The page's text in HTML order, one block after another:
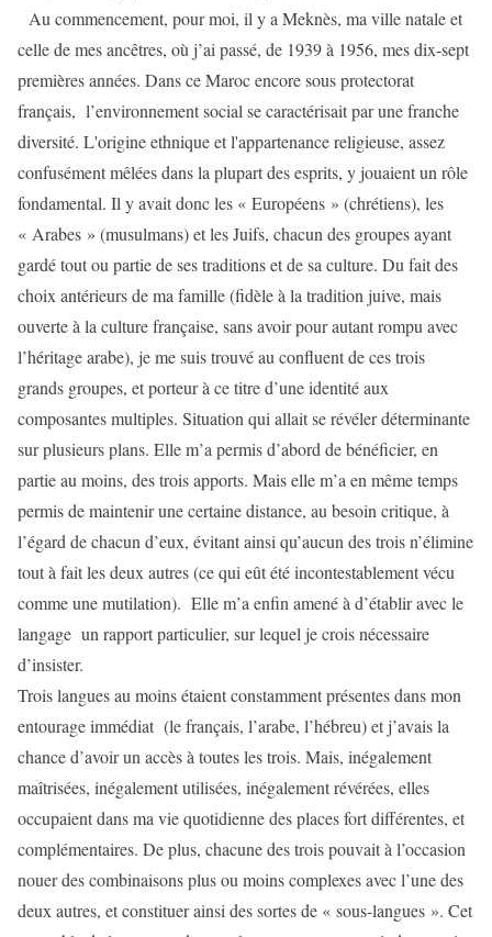
Au commencement, pour moi, il y a Meknès, ma ville natale et
celle de mes ancêtres, où j’ai passé, de 1939 à 1956, mes dix-sept
premières années. Dans ce Maroc encore sous protectorat
français, l’environnement social se caractérisait par une franche
diversité. L'origine ethnique et l'appartenance religieuse, assez
confusément mêlées dans la plupart des esprits, y jouaient un rôle
fondamental. Il y avait donc les « Européens » (chrétiens), les
« Arabes » (musulmans) et les Juifs, chacun des groupes ayant
gardé tout ou partie de ses traditions et de sa culture. Du fait des
choix antérieurs de ma famille (fidèle à la tradition juive, mais
ouverte à la culture française, sans avoir pour autant rompu avec
l’héritage arabe), je me suis trouvé au confluent de ces trois
grands groupes, et porteur à ce titre d’une identité aux
composantes multiples. Situation qui allait se révéler déterminante
sur plusieurs plans. Elle m’a permis d’abord de bénéficier, en
partie au moins, des trois apports. Mais elle m’a en même temps
permis de maintenir une certaine distance, au besoin critique, à
l’égard de chacun d’eux, évitant ainsi qu’aucun des trois n’élimine
tout à fait les deux autres (ce qui eût été incontestablement vécu
comme une mutilation). Elle m’a enfin amené à d’établir avec le
langage un rapport particulier, sur lequel je crois nécessaire
d’insister.
Trois langues au moins étaient constamment présentes dans mon
entourage immédiat (le français, l’arabe, l’hébreu) et j’avais la
chance d’avoir un accès à toutes les trois. Mais, inégalement
maîtrisées, inégalement utilisées, inégalement révérées, elles
occupaient dans ma vie quotidienne des places fort différentes, et
complémentaires. De plus, chacune des trois pouvait à l’occasion
nouer des combinaisons plus ou moins complexes avec l’une des
deux autres, et constituer ainsi des sortes de « sous-langues ». Cet